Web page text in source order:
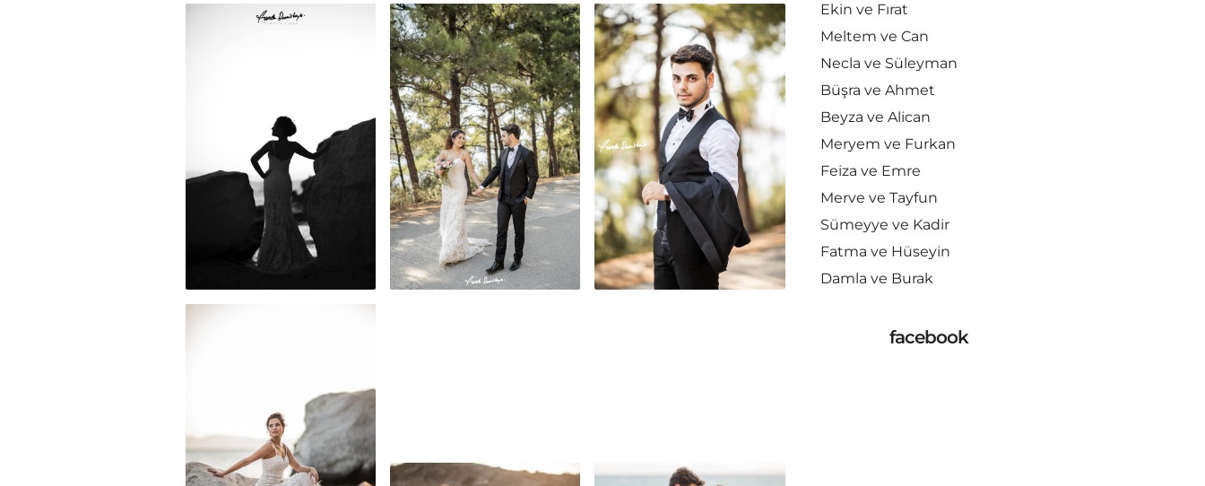
Ekin ve Fırat
Meltem ve Can
Necla ve Süleyman
Büşra ve Ahmet
Beyza ve Alican
Meryem ve Furkan
Feiza ve Emre
Merve ve Tayfun
Sümeyye ve Kadir
Fatma ve Hüseyin
Damla ve Burak
facebook